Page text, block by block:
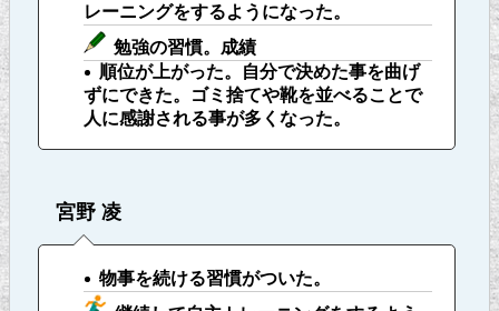
レーニングをするようになった。
勉強の習慣。成績
順位が上がった。
自分で決めた事を曲げ
ずにできた。ゴミ捨てや靴を並べることで
人に感謝される事が多くなった。
宮野 凌
物事を続ける習慣がついた。